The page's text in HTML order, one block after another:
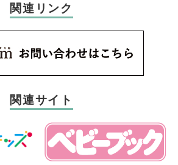
関連リンク
関連サイト